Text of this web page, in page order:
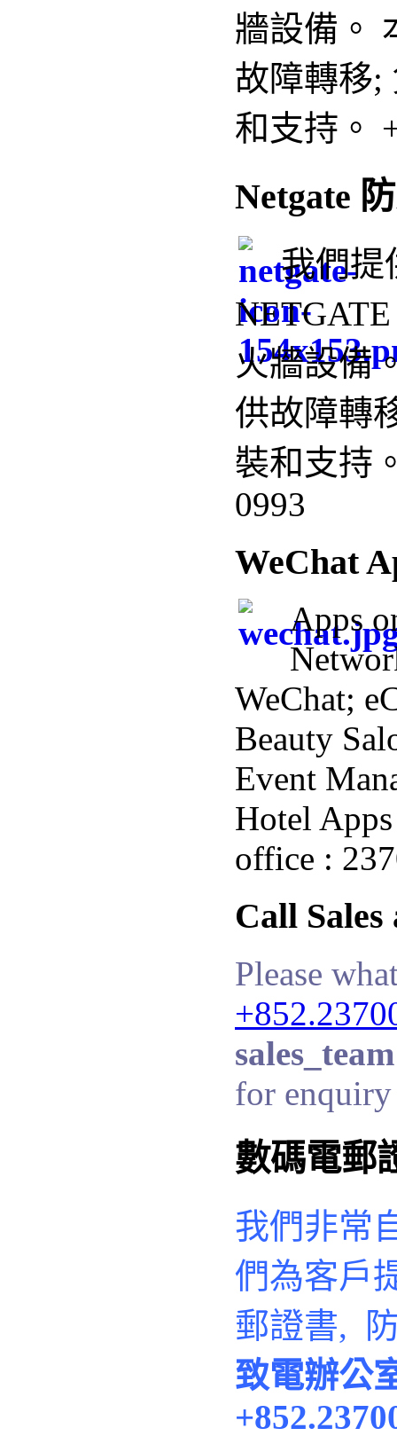
牆設備 。
故障轉移
和支持。
Netgate
我們提
火牆設備
供故障轉
裝和支持
0993
WeChat
Apps
WeChat;
Beauty
Event
Hotel
office :
Call
Please
for
數碼電郵
我們非常
們為客戶
郵證書,
致電辦公